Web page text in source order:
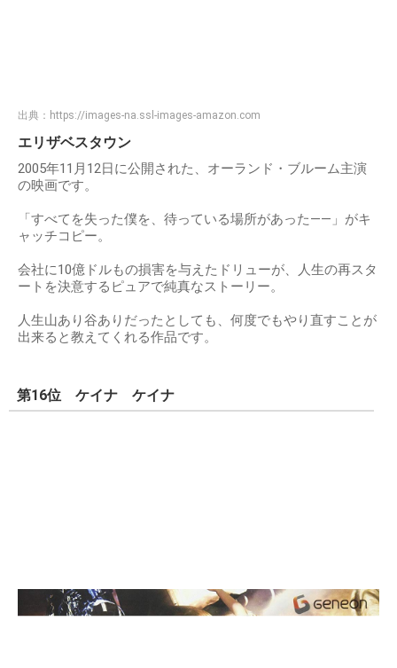
出典： https://images-na.ssl-images-amazon.com
エリザベスタウン
2005年11月12日に公開された、オーランド・ブルーム主演
の映画です。
「すべてを失った僕を、待っている場所があった――」がキ
ャッチコピー。
会社に10億ドルもの損害を与えたドリューが、人生の再スタ
ートを決意するピュアで純真なストーリー。
人生山あり谷ありだったとしても、何度でもやり直すことが
出来ると教えてくれる作品です。
第16位 ケイナ ケイナ